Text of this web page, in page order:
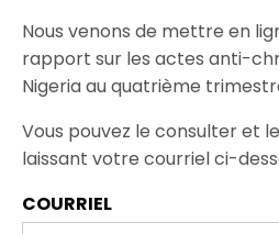
Nous venons de mettre en
rapport sur les actes anti-
Nigeria au quatrième
Vous pouvez le consulter et
laissant votre courriel ci-
COURRIEL